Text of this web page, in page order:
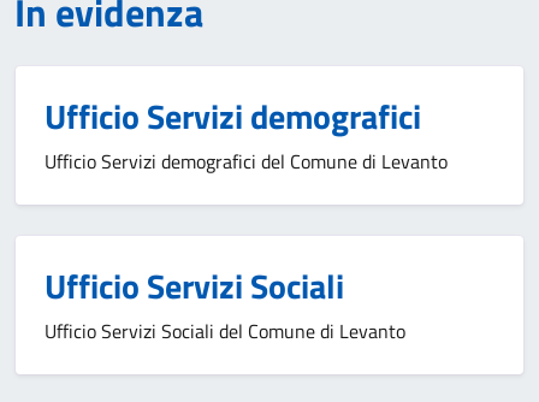
In evidenza
Ufficio Servizi demografici
Ufficio Servizi demografici del Comune di Levanto
Ufficio Servizi Sociali
Ufficio Servizi Sociali del Comune di Levanto